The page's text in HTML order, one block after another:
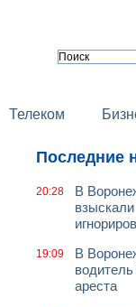
Телеком
Последние
20:28
В
19:09
В
ареста